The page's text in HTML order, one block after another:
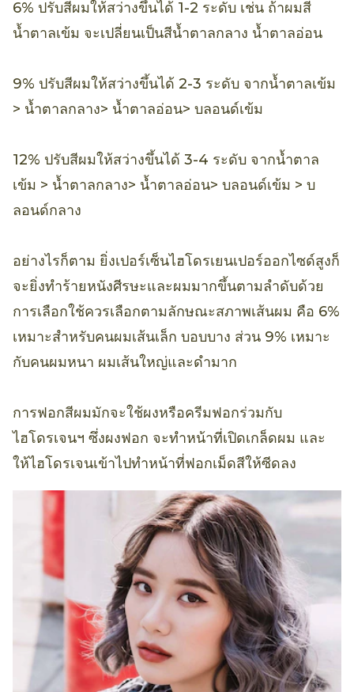
6% ปรับสีผมให้สว่างขึ้นได้ 1-2 ระดับ เช่น ถ้าผมสี
น้ำตาลเข้ม จะเปลี่ยนเป็นสีน้ำตาลกลาง น้ำตาลอ่อน
9% ปรับสีผมให้สว่างขึ้นได้ 2-3 ระดับ จากน้ำตาลเข้ม
> น้ำตาลกลาง> น้ำตาลอ่อน> บลอนด์เข้ม
12% ปรับสีผมให้สว่างขึ้นได้ 3-4 ระดับ จากน้ำตาล
เข้ม > น้ำตาลกลาง> น้ำตาลอ่อน> บลอนด์เข้ม > บ
ลอนด์กลาง
อย่างไรก็ตาม ยิ่งเปอร์เซ็นไฮโดรเยนเปอร์ออกไซด์สูงก็
จะยิ่งทำร้ายหนังศีรษะและผมมากขึ้นตามลำดับด้วย
การเลือกใช้ควรเลือกตามลักษณะสภาพเส้นผม คือ 6%
เหมาะสำหรับคนผมเส้นเล็ก บอบบาง ส่วน 9% เหมาะ
กับคนผมหนา ผมเส้นใหญ่และดำมาก
การฟอกสีผมมักจะใช้ผงหรือครีมฟอกร่วมกับ
ไฮโดรเจนฯ ซึ่งผงฟอก จะทำหน้าที่เปิดเกล็ดผม และ
ให้ไฮโดรเจนเข้าไปทำหน้าที่ฟอกเม็ดสีให้ซีดลง